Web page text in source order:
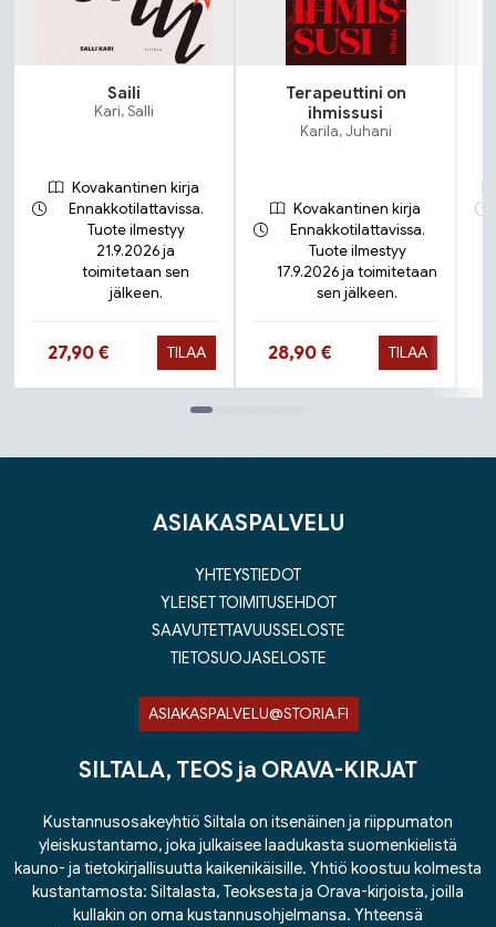
Saili
Kari, Salli
Kovakantinen kirja
Ennakkotilattavissa.
Tuote ilmestyy
21.9.2026 ja
toimitetaan sen
jälkeen.
Hinta nyt
27,90 € TILAA
Terapeuttini on
ihmissusi
Karila, Juhani
Kovakantinen kirja
Ennakkotilattavissa.
Tuote ilmestyy
17.9.2026 ja toimitetaan
sen jälkeen.
Hinta nyt
28,90 € TILAA
ASIAKASPALVELU
YHTEYSTIEDOT
YLEISET TOIMITUSEHDOT
SAAVUTETTAVUUSSELOSTE
TIETOSUOJASELOSTE
ASIAKASPALVELU@STORIA.FI
SILTALA, TEOS ja ORAVA-KIRJAT
Kustannusosakeyhtiö Siltala on itsenäinen ja riippumaton
yleiskustantamo, joka julkaisee laadukasta suomenkielistä
kauno- ja tietokirjallisuutta kaikenikäisille. Yhtiö koostuu kolmesta
kustantamosta: Siltalasta, Teoksesta ja Orava-kirjoista, joilla
kullakin on oma kustannusohjelmansa. Yhteensä